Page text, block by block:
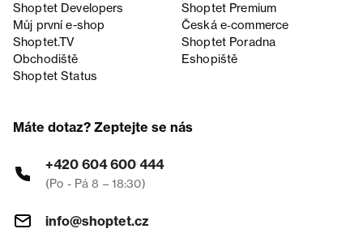
Shoptet Developers
Shoptet Premium
Můj první e-shop
Česká e‑commerce
Shoptet.TV
Shoptet Poradna
Obchodiště
Eshopiště
Shoptet Status
Máte dotaz? Zeptejte se nás
+420 604 600 444
(Po - Pá 8 – 18:30)
info@shoptet.cz